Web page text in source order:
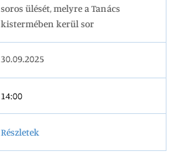
soros ülését, melyre a Tanács
kistermében kerül sor
30.09.2025
14:00
Részletek